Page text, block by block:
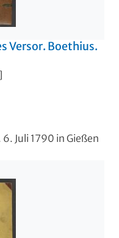
Versor. Boethius.
Juli 1790 in Gießen